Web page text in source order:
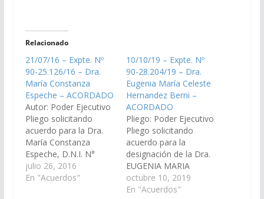
Relacionado
21/07/16 – Expte. Nº
90-25.126/16 – Dra.
María Constanza
Espeche – ACORDADO
Autor: Poder Ejecutivo
Pliego solicitando
acuerdo para la Dra.
María Constanza
Espeche, D.N.I. N°
26.031.927 en el cargo
de Juez de Primera
julio 26, 2016
En "Acuerdos"
10/10/19 – Expte. Nº
90-28.204/19 – Dra.
Eugenia María Celeste
Hernandez Berni –
ACORDADO
Pliego: Poder Ejecutivo
Pliego solicitando
acuerdo para la
designación de la Dra.
EUGENIA MARIA
CELESTE HERNANDEZ
BERNI, D.N.I Nº
octubre 10, 2019
En "Acuerdos"